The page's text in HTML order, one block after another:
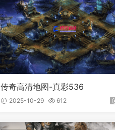
传奇高清地图-真彩536
2025-10-29 612